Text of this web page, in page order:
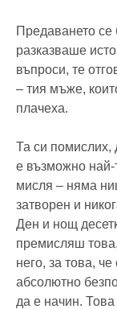
Предаването
разказваше
въпроси, те
– тия мъже,
плачеха.
Та си помислих,
е възможно най-
мисля – няма
затворен и
Ден и нощ
премисляш
него, за това,
абсолютно
да е начин. Това